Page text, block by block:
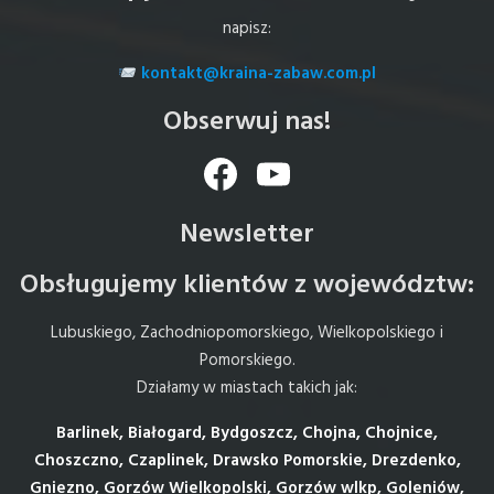
napisz:
kontakt@kraina-zabaw.com.pl
Obserwuj nas!
FacebookYouTube
Newsletter
Obsługujemy klientów z województw:
Lubuskiego, Zachodniopomorskiego, Wielkopolskiego i
Pomorskiego.
Działamy w miastach takich jak:
Barlinek, Białogard, Bydgoszcz, Chojna, Chojnice,
Choszczno, Czaplinek, Drawsko Pomorskie, Drezdenko,